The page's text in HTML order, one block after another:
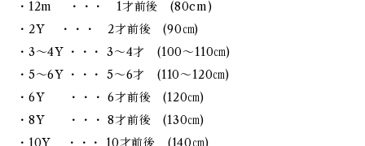
・12m ・・・ 1才前後 (80cm)
・2Y ・・・ 2才前後 (90㎝)
・3～4Y ・・・ 3～4才 (100～110㎝)
・5～6Y ・・・ 5～6才 (110～120㎝)
・6Y ・・・ 6才前後 (120㎝)
・8Y ・・・ 8才前後 (130㎝)
・10Y ・・・ 10才前後 (140㎝)